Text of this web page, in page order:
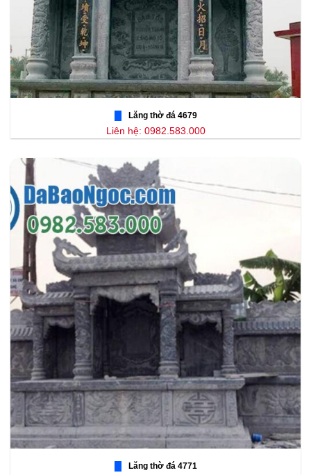
Lăng thờ đá 4679
Liên hệ: 0982.583.000
Lăng thờ đá 4771